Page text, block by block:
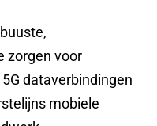
zorgen voor
dataverbindingen
mobiele